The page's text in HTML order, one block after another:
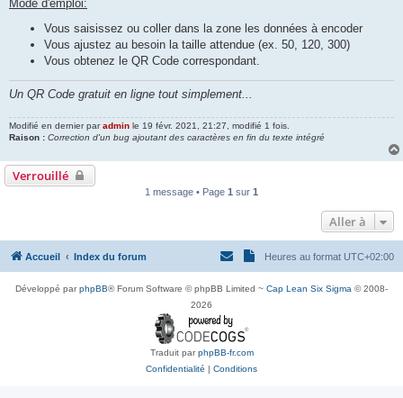
Mode d'emploi:
Vous saisissez ou coller dans la zone les données à encoder
Vous ajustez au besoin la taille attendue (ex. 50, 120, 300)
Vous obtenez le QR Code correspondant.
Un QR Code gratuit en ligne tout simplement...
Modifié en dernier paradmin le 19 févr. 2021, 21:27, modifié 1 fois.
Raison : Correction d'un bug ajoutant des caractères en fin du texte intégré
Verrouillé
1 message • Page 1 sur 1
Aller à
Accueil Index du forum Heures au format UTC+02:00
Développé parphpBB® Forum Software © phpBB Limited ~ Cap Lean Six Sigma © 2008-
2026
Traduit parphpBB-fr.com
Confidentialité | Conditions